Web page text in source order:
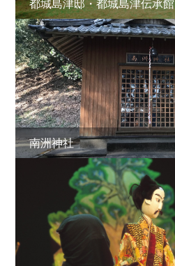
都城島津邸・都城島津伝承館
南洲神社